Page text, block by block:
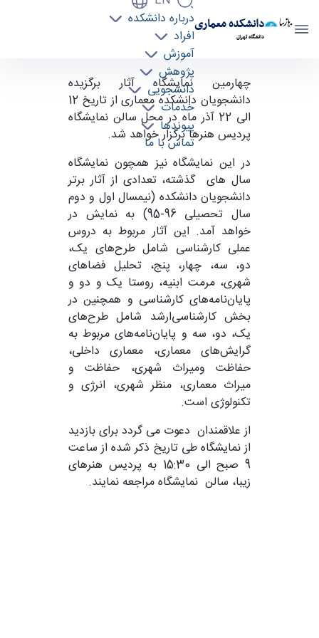
دانشکده معماری
دانشگاه تهران
درباره دانشکده
افراد
آموزش
پژوهش
دانشجویی
خدمات
پیوندها
تماس با ما
چهارمین نمایشگاه "از کارگاه تا نمایشگاه"، آثار
برگزیده دانشجویان دانشکده معماری - دانشکده
چهارمین نمایشگاه آثار برگزیده
دانشجویان دانشکده معماری از تاریخ 12
الی 22 آذر ماه در محل سالن نمایشگاه
پردیس هنرها برگزار خواهد شد.
در این نمایشگاه نیز همچون نمایشگاه
سال های گذشته، تعدادی از آثار برتر
دانشجویان دانشکده (نیمسال اول و دوم
سال تحصیلی 96-95) به نمایش در
خواهد آمد. این آثار مربوط به دروس
عملی کارشناسی شامل طرح‌های یک،
دو، سه، چهار، پنج، تحلیل فضاهای
شهری، مرمت ابنیه، روستا یک و دو و
پایان‌نامه‌های کارشناسی و همچنین در
بخش کارشناسی‌ارشد شامل طرح‌های
یک، دو، سه و پایان‌نامه‌های مربوط به
گرایش‌های معماری، معماری داخلی،
حفاظت ومیراث شهری، حفاظت و
میراث معماری، منظر شهری، انرژی و
تکنولوژی است.
از علاقمندان دعوت می گردد برای بازدید
از نمایشگاه طی تاریخ ذکر شده از ساعت
9 صبح الی 15:30 به پردیس هنرهای
زیبا، سالن نمایشگاه مراجعه نمایند.